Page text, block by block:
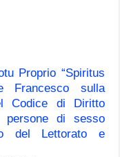
Proprio “Spiritus
Francesco sulla
Codice di Diritto
persone di sesso
del Lettorato e